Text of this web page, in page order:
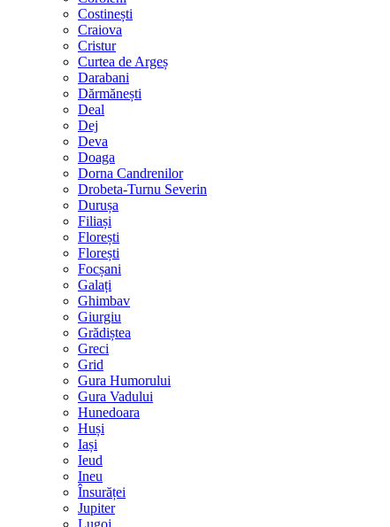
Costinești
Craiova
Cristur
Curtea de Argeș
Darabani
Dărmănești
Deal
Dej
Deva
Doaga
Dorna Candrenilor
Drobeta-Turnu Severin
Durușa
Filiași
Florești
Florești
Focșani
Galați
Ghimbav
Giurgiu
Grădiștea
Greci
Grid
Gura Humorului
Gura Vadului
Hunedoara
Huși
Iași
Ieud
Ineu
Însurăței
Jupiter
Lugoj